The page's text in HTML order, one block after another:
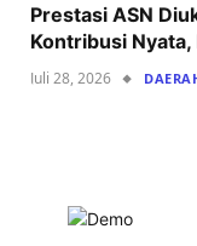
Prestasi ASN
Kontribusi
Juli 28, 2026